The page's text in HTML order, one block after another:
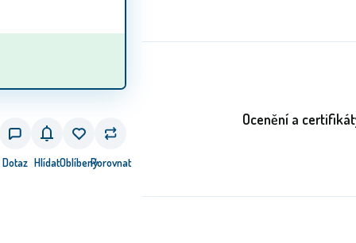
Dotaz HlídatOblíbenýPorovnat
Ocenění a